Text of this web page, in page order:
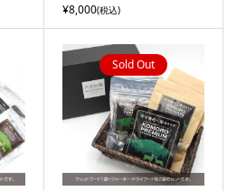
¥8,000(税込)
Sold Out